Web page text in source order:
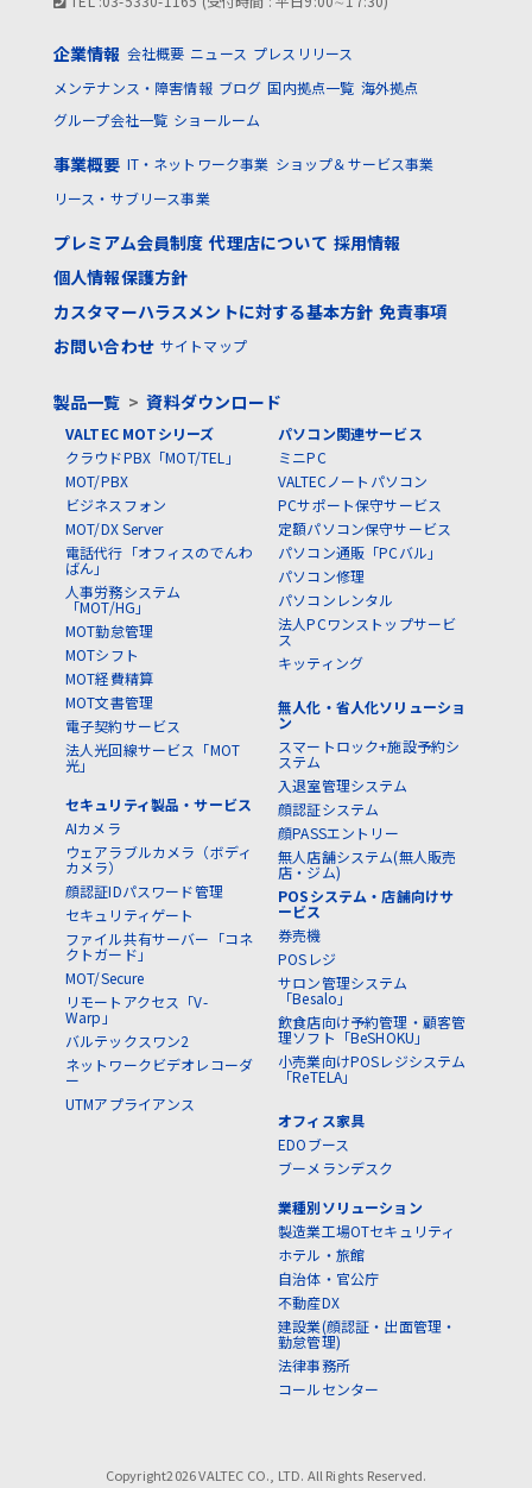
企業情報 会社概要 ニュース プレスリリース
メンテナンス・障害情報 ブログ 国内拠点一覧 海外拠点
グループ会社一覧 ショールーム
事業概要 IT・ネットワーク事業 ショップ＆サービス事業
リース・サブリース事業
プレミアム会員制度 代理店について 採用情報
個人情報保護方針
カスタマーハラスメントに対する基本方針 免責事項
お問い合わせ サイトマップ
製品一覧 >資料ダウンロード
VALTEC MOTシリーズ
クラウドPBX「MOT/TEL」
MOT/PBX
ビジネスフォン
MOT/DX Server
電話代行「オフィスのでんわ
ばん」
人事労務システム
「MOT/HG」
MOT勤怠管理
MOTシフト
MOT経費精算
MOT文書管理
電子契約サービス
法人光回線サービス「MOT
光」
セキュリティ製品・サービス
AIカメラ
ウェアラブルカメラ（ボディ
カメラ）
顔認証IDパスワード管理
セキュリティゲート
ファイル共有サーバー「コネ
クトガード」
MOT/Secure
リモートアクセス「V-
Warp」
バルテックスワン2
ネットワークビデオレコーダ
ー
UTMアプライアンス
パソコン関連サービス
ミニPC
VALTECノートパソコン
PCサポート保守サービス
定額パソコン保守サービス
パソコン通販「PCバル」
パソコン修理
パソコンレンタル
法人PCワンストップサービ
ス
キッティング
無人化・省人化ソリューショ
ン
スマートロック+施設予約シ
ステム
入退室管理システム
顔認証システム
顔PASSエントリー
無人店舗システム(無人販売
店・ジム)
POSシステム・店舗向けサ
ービス
券売機
POSレジ
サロン管理システム
「Besalo」
飲食店向け予約管理・顧客管
理ソフト「BeSHOKU」
小売業向けPOSレジシステム
「ReTELA」
オフィス家具
EDOブース
ブーメランデスク
業種別ソリューション
製造業工場OTセキュリティ
ホテル・旅館
自治体・官公庁
不動産DX
建設業(顔認証・出面管理・
勤怠管理)
法律事務所
コールセンター
Copyright2026 VALTEC CO., LTD. All Rights Reserved.